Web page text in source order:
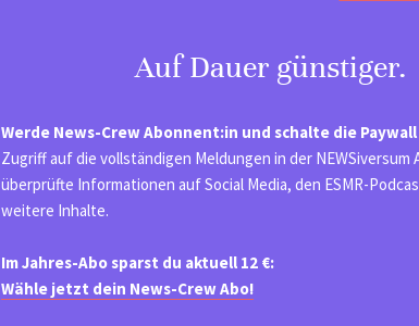
Auf Dauer günstiger.
Werde News-Crew Abonnent:in und schalte die
Zugriff auf die vollständigen Meldungen in der NEWSiversum
überprüfte Informationen auf Social Media, den ESMR-
weitere Inhalte.
Im Jahres-Abo sparst du aktuell 12 €:
Wähle jetzt dein News-Crew Abo!